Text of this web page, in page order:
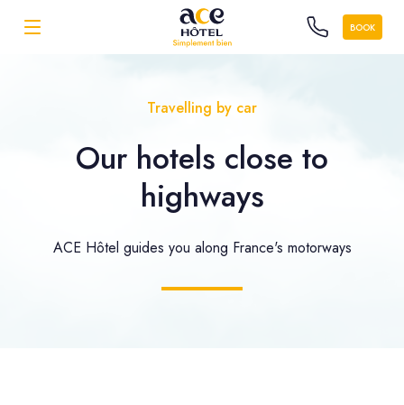
BOOK
Travelling by car
Our hotels close to
highways
ACE Hôtel guides you along France's motorways